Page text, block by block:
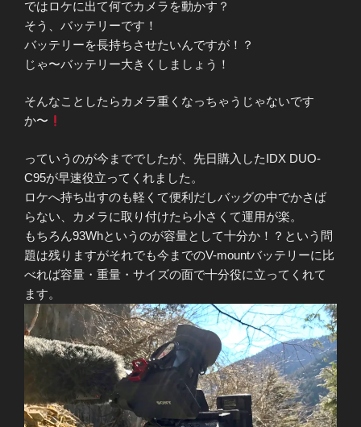
ではロケに出て何でカメラを動かす？
そう、バッテリーです！
バッテリーを長持ちさせたいんですが！？
じゃ〜バッテリー大きくしましょう！
そんなことしたらカメラ重くなっちゃうじゃないです
か〜
っていうのが今まででしたが、先日購入したIDX DUO-
C95が早速役立ってくれました。
ロケへ持ち出すのも軽くて便利だしバッグの中でかさば
らない、カメラに取り付けたら小さくて運用が楽。
もちろん93Whというのが容量として十分か！？という問
題は残りますがそれでも今までのV-mountバッテリーに比
べれば容量・重量・サイズの面で十分役に立ってくれて
ます。